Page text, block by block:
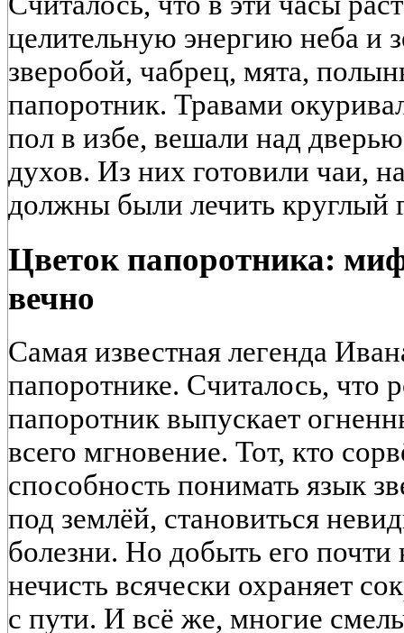
целительную энергию неба и
зверобой, чабрец, мята,
папоротник. Травами
пол в избе, вешали над
духов. Из них готовили чаи,
должны были лечить круглый
Цветок папоротника:
вечно
Самая известная легенда
папоротнике. Считалось, что
папоротник выпускает
всего мгновение. Тот, кто
способность понимать язык
под землёй, становиться
болезни. Но добыть его
нечисть всячески охраняет
с пути. И всё же, многие